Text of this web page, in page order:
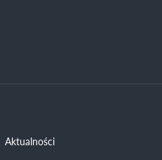
Aktualności